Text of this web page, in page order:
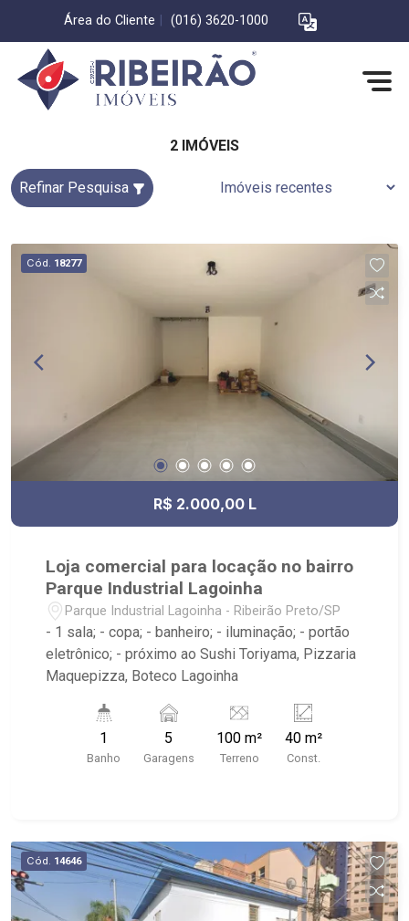
Área do Cliente (016) 3620-1000
2 IMÓVEIS
Refinar Pesquisa
Cód. 18277
R$ 2.000,00 L
Loja comercial para locação no bairro
Parque Industrial Lagoinha
Parque Industrial Lagoinha - Ribeirão Preto/SP
- 1 sala; - copa; - banheiro; - iluminação; - portão
eletrônico; - próximo ao Sushi Toriyama, Pizzaria
Maquepizza, Boteco Lagoinha
1
Banho
5
Garagens
100 m²
Terreno
40 m²
Const.
Cód. 14646